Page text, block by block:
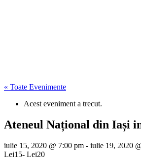
« Toate Evenimente
Acest eveniment a trecut.
Ateneul Național din Iași
iulie 15, 2020 @ 7:00 pm - iulie 19, 2020
Lei15- Lei20